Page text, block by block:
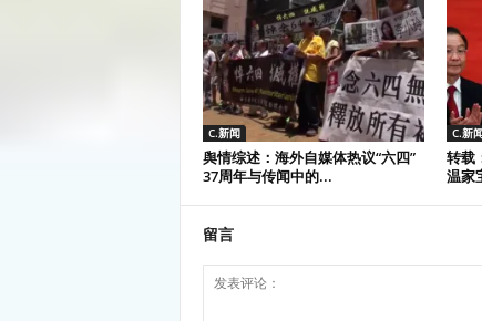
C.新闻
舆情综述：海外自媒体热议“六四”
37周年与传闻中的...
C.新
转载
温家
留言